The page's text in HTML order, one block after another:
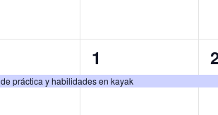
n
t
o
t
práctica y habilidades en kayak
1
e
1
1
e